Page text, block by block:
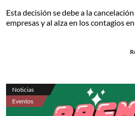
Esta decisión se debe a la
empresas y al alza en los contagios
Noticias
Eventos